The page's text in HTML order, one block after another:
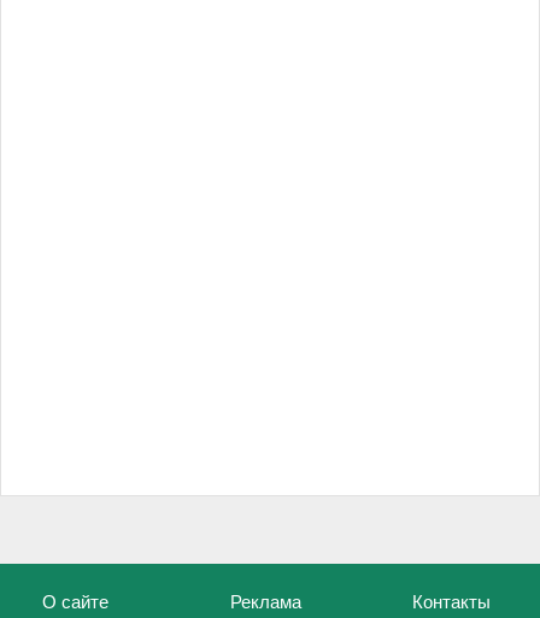
О сайте Реклама Контакты